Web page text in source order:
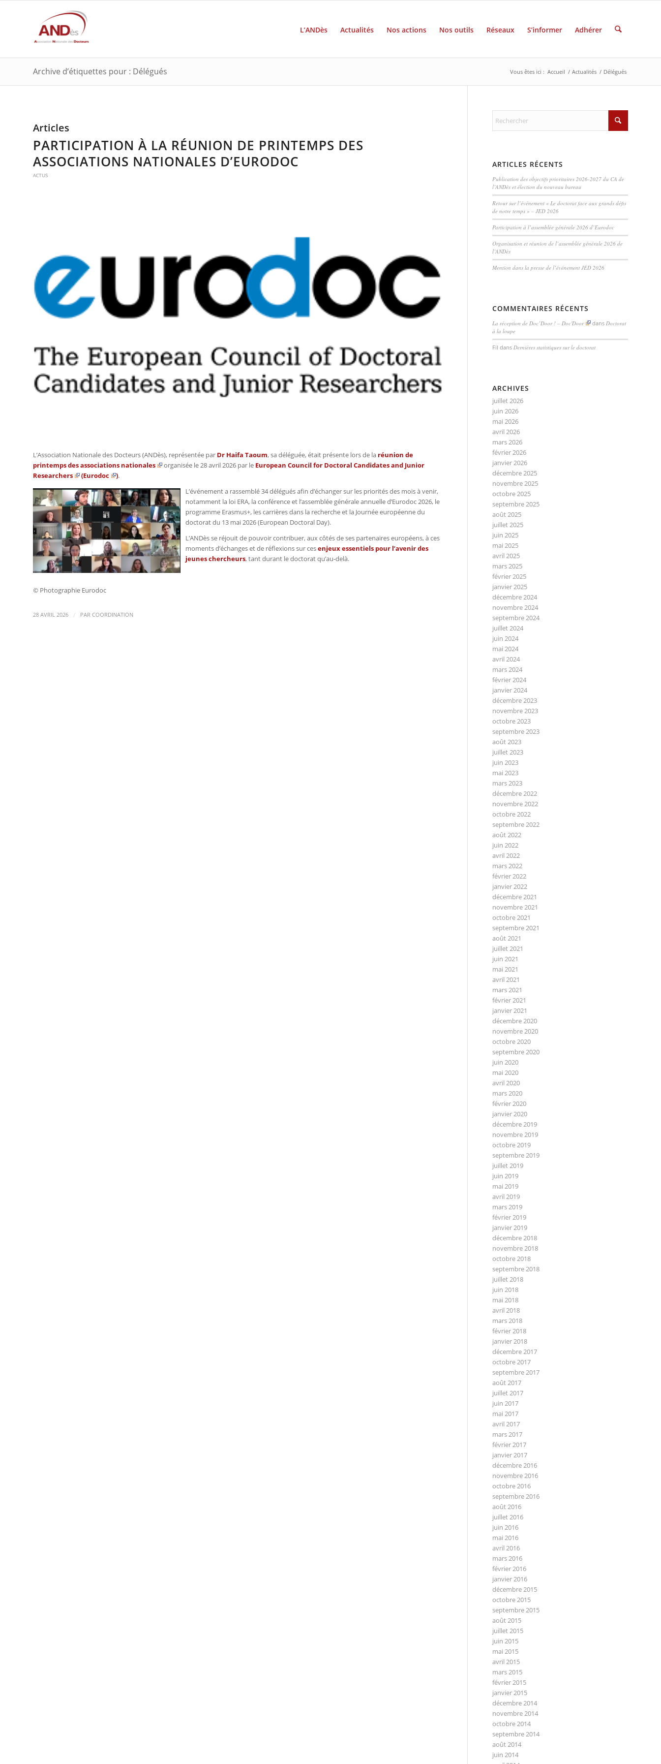
L’ANDès Actualités Nos actions Nos outils Réseaux S’informer Adhérer
Archive d’étiquettes pour : Délégués Vous êtes ici : Accueil / Actualités / Délégués
Articles
PARTICIPATION À LA RÉUNION DE PRINTEMPS DES
ASSOCIATIONS NATIONALES D’EURODOC
ACTUS
L’Association Nationale des Docteurs (ANDès), représentée par Dr Haifa Taoum, sa déléguée, était présente lors de la réunion de
printemps desassociations nationales organisée le 28 avril 2026 par le European Council for Doctoral Candidates and Junior
Researchers
(Eurodoc ).
L’événement a rassemblé 34 délégués afin d’échanger sur les prioritésdes mois à venir,
notamment la loi ERA, la conférence et l’assemblée générale annuelle d’Eurodoc 2026, le
programme Erasmus+, les carrières dans la recherche et la Journée européenne du
doctorat du 13 mai 2026 (European Doctoral Day).
L’ANDès se réjouit de pouvoir contribuer, aux côtés de ses partenaires européens, à ces
moments d’échanges et de réflexions sur cesenjeux essentiels pour l’avenir des
jeunes chercheurs, tant durant le doctorat qu’au-delà.
© Photographie Eurodoc
28 AVRIL 2026 / PAR COORDINATION
ARTICLES RÉCENTS
Publication des objectifs prioritaires 2026-2027 du CA de
l’ANDès et élection du nouveau bureau
Retour sur l’événement « Le doctorat face aux grands défis
de notre temps » – JED 2026
Participation à l’assemblée générale 2026 d’Eurodoc
Organisation et réunion de l’assemblée générale 2026 de
l’ANDès
Mention dans la presse de l’événement JED 2026
COMMENTAIRES RÉCENTS
La réception de Doc’Door ! – Doc'Door dans Doctorat
à la loupe
Fil dansDernières statistiques sur le doctorat
ARCHIVES
juillet 2026
juin 2026
mai 2026
avril 2026
mars 2026
février 2026
janvier 2026
décembre 2025
novembre 2025
octobre 2025
septembre 2025
août 2025
juillet 2025
juin 2025
mai 2025
avril 2025
mars 2025
février 2025
janvier 2025
décembre 2024
novembre 2024
septembre 2024
juillet 2024
juin 2024
mai 2024
avril 2024
mars 2024
février 2024
janvier 2024
décembre 2023
novembre 2023
octobre 2023
septembre 2023
août 2023
juillet 2023
juin 2023
mai 2023
mars 2023
décembre 2022
novembre 2022
octobre 2022
septembre 2022
août 2022
juin 2022
avril 2022
mars 2022
février 2022
janvier 2022
décembre 2021
novembre 2021
octobre 2021
septembre 2021
août 2021
juillet 2021
juin 2021
mai 2021
avril 2021
mars 2021
février 2021
janvier 2021
décembre 2020
novembre 2020
octobre 2020
septembre 2020
juin 2020
mai 2020
avril 2020
mars 2020
février 2020
janvier 2020
décembre 2019
novembre 2019
octobre 2019
septembre 2019
juillet 2019
juin 2019
mai 2019
avril 2019
mars 2019
février 2019
janvier 2019
décembre 2018
novembre 2018
octobre 2018
septembre 2018
juillet 2018
juin 2018
mai 2018
avril 2018
mars 2018
février 2018
janvier 2018
décembre 2017
octobre 2017
septembre 2017
août 2017
juillet 2017
juin 2017
mai 2017
avril 2017
mars 2017
février 2017
janvier 2017
décembre 2016
novembre 2016
octobre 2016
septembre 2016
août 2016
juillet 2016
juin 2016
mai 2016
avril 2016
mars 2016
février 2016
janvier 2016
décembre 2015
octobre 2015
septembre 2015
août 2015
juillet 2015
juin 2015
mai 2015
avril 2015
mars 2015
février 2015
janvier 2015
décembre 2014
novembre 2014
octobre 2014
septembre 2014
août 2014
juin 2014